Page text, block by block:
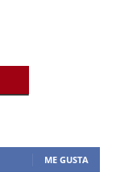
ME GUSTA